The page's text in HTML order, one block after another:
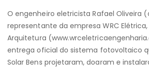
O engenheiro eletricista Rafael Oliveira
representante da empresa WRC
Arquitetura
entrega oficial do sistema fotovoltaico
Solar Bens projetaram, doaram e